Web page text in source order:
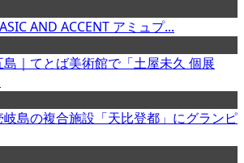
AND ACCENT アミュプ...
｜てとば美術館で「土屋未久 個展
岐島の複合施設「天比登都」にグランピ